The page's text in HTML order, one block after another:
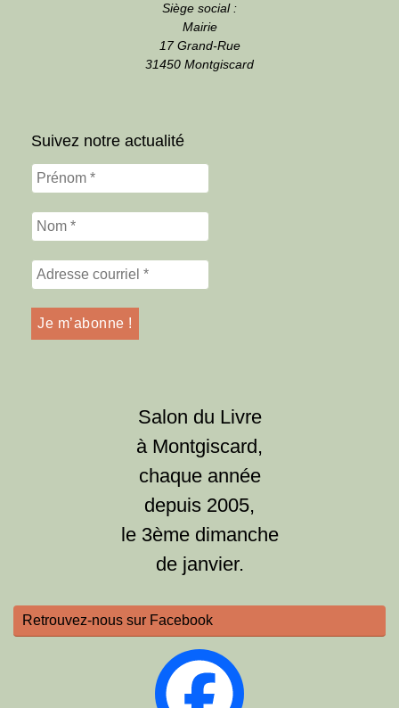
Siège social :
Mairie
17 Grand-Rue
31450 Montgiscard
Suivez notre actualité
Salon du Livre
à Montgiscard,
chaque année
depuis 2005,
le 3ème dimanche
de janvier.
Retrouvez-nous sur Facebook